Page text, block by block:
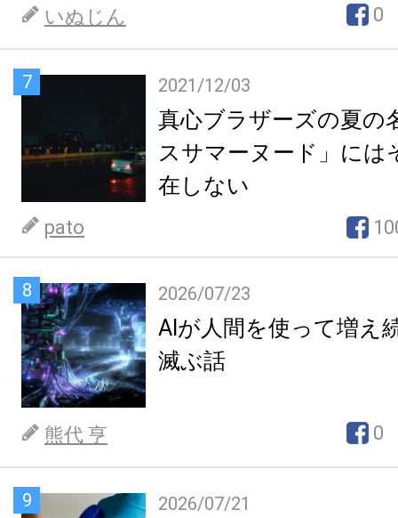
いぬじん 0
7 2021/12/03
真心ブラザーズの夏の
スサマーヌード」には
在しない
pato
8 2026/07/23
AIが人間を使って増え
滅ぶ話
熊代 亨 0
9 2026/07/21